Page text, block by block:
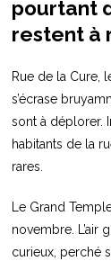
pourtant
restent à
Rue de la Cure,
s’écrase
sont à déplorer.
habitants de la
rares.
Le Grand
novembre. L’air
curieux, perché